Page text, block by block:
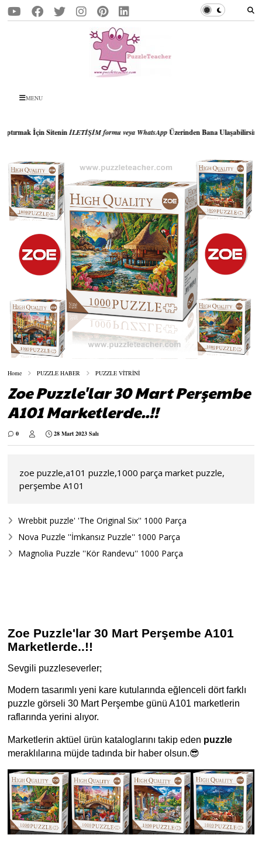
MENU
İçin SiteninİLETİŞİM formu veya WhatsAppÜzerinden Bana Ulaşabilirsiniz..!!
Home PUZZLE HABER PUZZLE VİTRİNİ
Zoe Puzzle'lar 30 Mart Perşembe
A101 Marketlerde..!!
0 28 Mart 2023 Salı
zoe puzzle,a101 puzzle,1000 parça market puzzle,
perşembe A101
Wrebbit puzzle' 'The Original Six'' 1000 Parça
Nova Puzzle ''İmkansız Puzzle'' 1000 Parça
Magnolia Puzzle ''Kör Randevu'' 1000 Parça
Zoe Puzzle'lar 30 Mart Perşembe A101
Marketlerde..!!
Sevgili puzzleseverler;
Modern tasarımlı yeni kare kutularında eğlenceli dört farklı
puzzle görseli 30 Mart Perşembe günü A101 marketlerin
raflarında yerini alıyor.
Marketlerin aktüel ürün kataloglarını takip eden puzzle
meraklılarına müjde tadında bir haber olsun.😎